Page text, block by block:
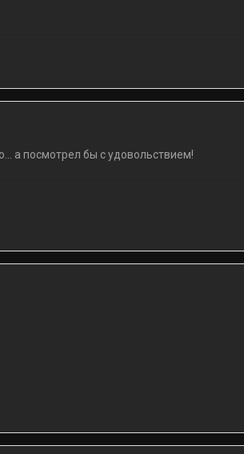
а посмотрел бы с удовольствием!